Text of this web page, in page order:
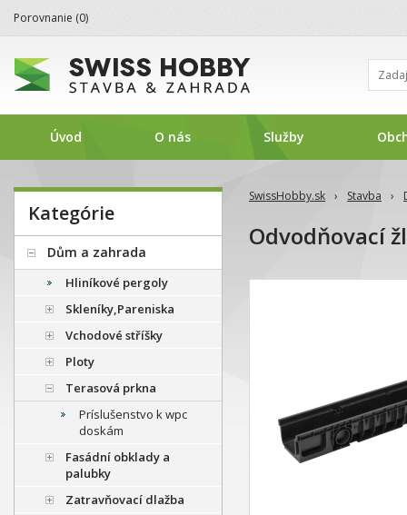
SwissHobby.sk › Stavba ›
Odvodňovací
Kategórie
Dům a zahrada
Hliníkové pergoly
Skleníky,Pareniska
Vchodové stříšky
Ploty
Terasová prkna
Príslušenstvo k wpc
doskám
Fasádní obklady a
palubky
Zatravňovací dlažba
Porovnanie (0)
Úvod O nás Služby